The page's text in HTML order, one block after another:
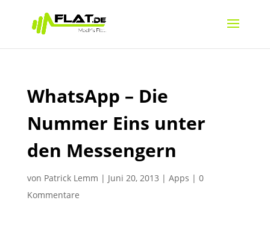
WhatsApp – Die
Nummer Eins unter
den Messengern
von Patrick Lemm | Juni 20, 2013 | Apps | 0
Kommentare